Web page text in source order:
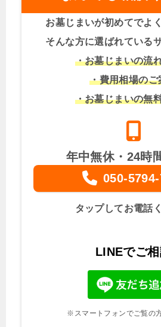
お墓じまいが初めてでよ
そんな方に選ばれている
・お墓じまいの流
・費用相場のご
・お墓じまいの無
年中無休・24時
050-
タップしてお電話
LINEでご
※スマートフォンでご覧の